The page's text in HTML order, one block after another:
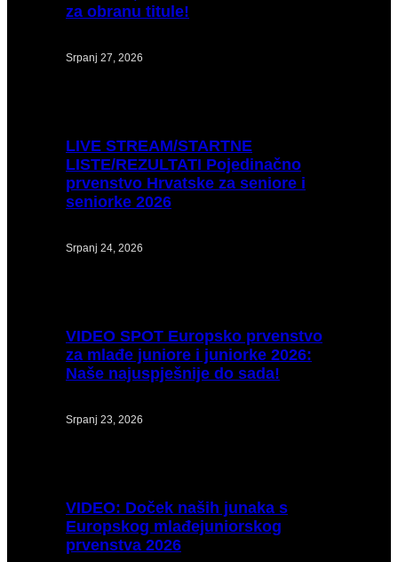
za obranu titule!
Srpanj 27, 2026
LIVE STREAM/STARTNE
LISTE/REZULTATI Pojedinačno
prvenstvo Hrvatske za seniore i
seniorke 2026
Srpanj 24, 2026
VIDEO SPOT Europsko prvenstvo
za mlađe juniore i juniorke 2026:
Naše najuspješnije do sada!
Srpanj 23, 2026
VIDEO: Doček naših junaka s
Europskog mlađejuniorskog
prvenstva 2026